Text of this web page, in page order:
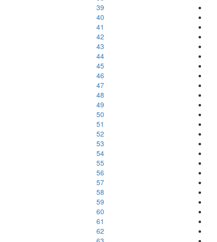
39
40
41
42
43
44
45
46
47
48
49
50
51
52
53
54
55
56
57
58
59
60
61
62